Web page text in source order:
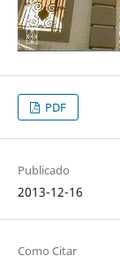
PDF
Publicado
2013-12-16
Como Citar